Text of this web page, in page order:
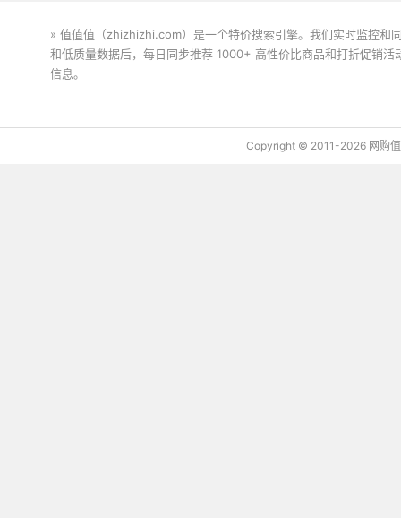
» 值值值（zhizhizhi.com）是一个特价搜索引擎。我们实时监控和
和低质量数据后，每日同步推荐 1000+ 高性价比商品和打折促销
信息。
Copyright © 2011-2026 网购